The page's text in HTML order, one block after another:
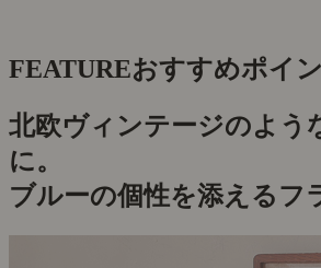
FEATUREおすすめポイ
北欧ヴィンテージのよう
に。
ブルーの個性を添えるフ